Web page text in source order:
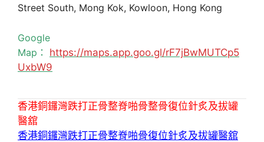
Street South, Mong Kok, Kowloon, Hong Kong
Google
Map： https://maps.app.goo.gl/rF7jBwMUTCp5
UxbW9
香港銅鑼灣跌打正骨整脊啪骨整骨復位針炙及拔罐
醫舘
香港銅鑼灣跌打正骨整脊啪骨復位針炙及拔罐醫舘